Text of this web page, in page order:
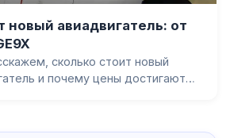
новый авиадвигатель: от
сколько стоит новый
и почему цены достигают